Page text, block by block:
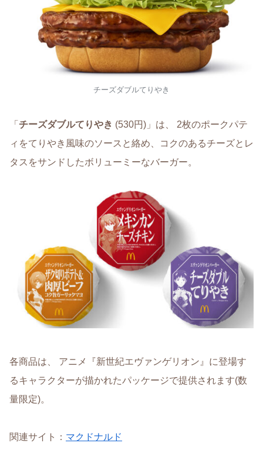
チーズダブルてりやき
「 チーズダブルてりやき (530円)」は、 2枚のポークパテ
ィをてりやき風味のソースと絡め、コクのあるチーズとレ
タスをサンドしたボリューミーなバーガー。
各商品は、 アニメ『新世紀エヴァンゲリオン』に登場す
るキャラクターが描かれたパッケージで提供されます(数
量限定)。
関連サイト： マクドナルド